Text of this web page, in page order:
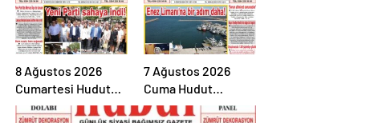
8 Ağustos 2026
Cumartesi Hudut
Gazetesi
7 Ağustos 2026
Cuma Hudut
Gazetesi